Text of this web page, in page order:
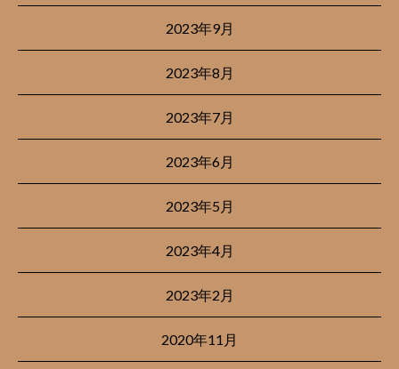
2023年9月
2023年8月
2023年7月
2023年6月
2023年5月
2023年4月
2023年2月
2020年11月